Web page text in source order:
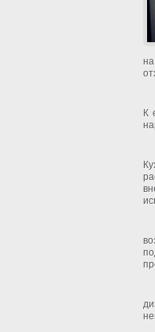
К